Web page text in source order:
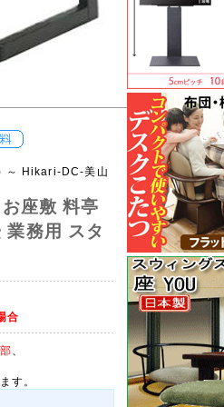
～ Hikari-DC-美山
座敷 料亭
務用 スタ
合
す。